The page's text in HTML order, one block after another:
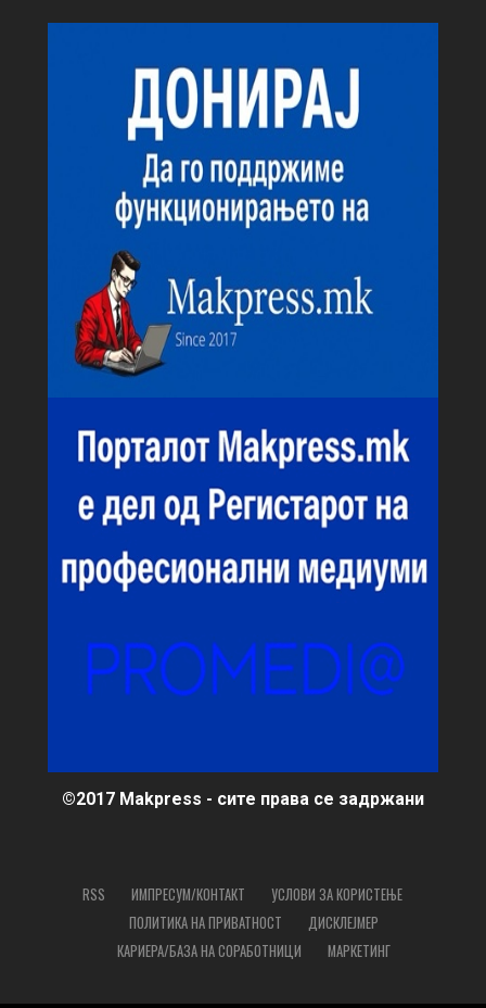
©2017 Makpress - сите права се задржани
RSS ИМПРЕСУМ/КОНТАКТ
УСЛОВИ ЗА КОРИСТЕЊЕ
ПОЛИТИКА НА ПРИВАТНОСТ
ДИСКЛЕЈМЕР
КАРИЕРА/БАЗА НА СОРАБОТНИЦИ
МАРКЕТИНГ